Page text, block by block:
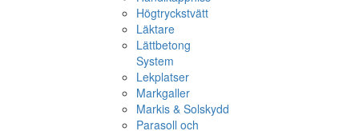
Högtryckstvätt
Läktare
Lättbetong
System
Lekplatser
Markgaller
Markis & Solskydd
Parasoll och